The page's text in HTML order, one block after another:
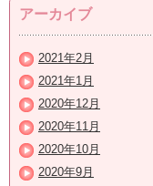
アーカイブ
2021年2月
2021年1月
2020年12月
2020年11月
2020年10月
2020年9月